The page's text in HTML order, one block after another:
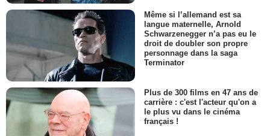
Même si l’allemand est sa
langue maternelle, Arnold
Schwarzenegger n’a pas eu le
droit de doubler son propre
personnage dans la saga
Terminator
Plus de 300 films en 47 ans de
carrière : c'est l'acteur qu'on a
le plus vu dans le cinéma
français !